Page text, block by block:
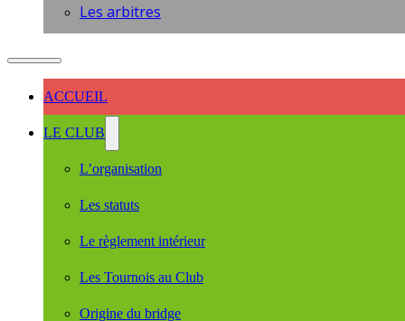
Les arbitres
ACCUEIL
LE CLUB
L’organisation
Les statuts
Le règlement intérieur
Les Tournois au Club
Origine du bridge